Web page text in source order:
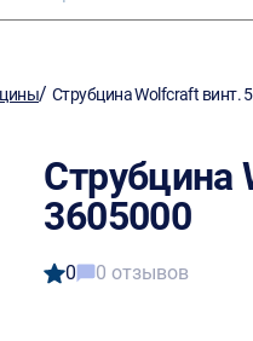
/Струбцина Wolfcraft винт.
Струбцина
3605000
0 0 отзывов